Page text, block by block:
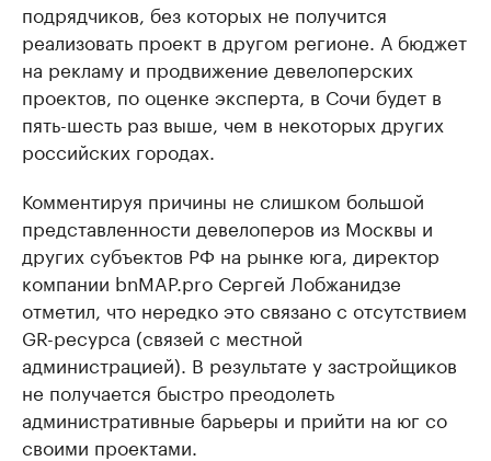
подрядчиков, без которых не получится
реализовать проект в другом регионе. А бюджет
на рекламу и продвижение девелоперских
проектов, по оценке эксперта, в Сочи будет в
пять-шесть раз выше, чем в некоторых других
российских городах.
Комментируя причины не слишком большой
представленности девелоперов из Москвы и
других субъектов РФ на рынке юга, директор
компании bnMAP.pro Сергей Лобжанидзе
отметил, что нередко это связано с отсутствием
GR-ресурса (связей с местной
администрацией). В результате у застройщиков
не получается быстро преодолеть
административные барьеры и прийти на юг со
своими проектами.